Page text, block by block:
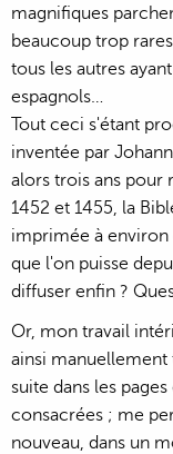
magnifiques
beaucoup trop
tous les autres
espagnols…
Tout ceci s'étant
inventée par
alors trois ans pour
1452 et 1455, la
imprimée à
que l'on puisse
diffuser enfin ?
Or, mon travail
ainsi manuellement
suite dans les
consacrées ; me
nouveau, dans un